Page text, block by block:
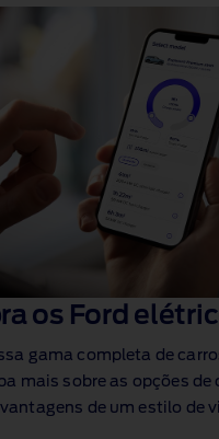
os Ford
gama completa de
mais sobre as opções de
de um estilo de